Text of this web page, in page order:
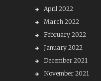
April 2022
March 2022
February 2022
January 2022
December 2021
November 2021